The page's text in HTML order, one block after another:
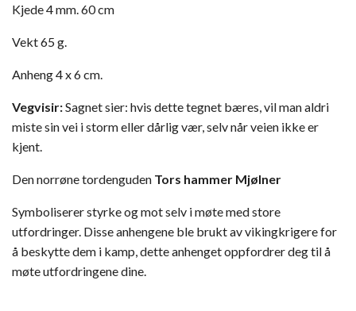
Kjede 4 mm. 60 cm
Vekt 65 g.
Anheng 4 x 6 cm.
Vegvisir:Sagnet sier: hvis dette tegnet bæres, vil man aldri
miste sin vei i storm eller dårlig vær, selv når veien ikke er
kjent.
Den norrøne tordenguden Tors hammer Mjølner
Symboliserer styrke og mot selv i møte med store
utfordringer. Disse anhengene ble brukt av vikingkrigere for
å beskytte dem i kamp, dette anhenget oppfordrer deg til å
møte utfordringene dine.